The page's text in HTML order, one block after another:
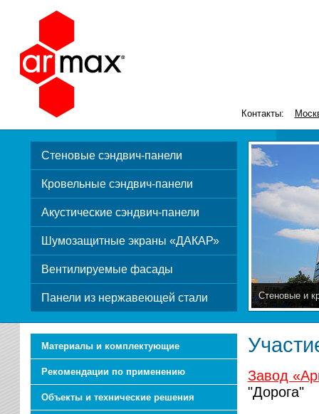
Контакты:
Стеновые сэндвич-панели
Кровельные сэндвич-панели
Акустические сэндвич-панели
Шумозащитные экраны «ДАКАР»
Вентилируемые фасады
Панели из нержавеющей стали Стеновые и
Материалы и комплектующие
Рекомендации по применению
Объекты и технические решения
Завод
"Дорога"